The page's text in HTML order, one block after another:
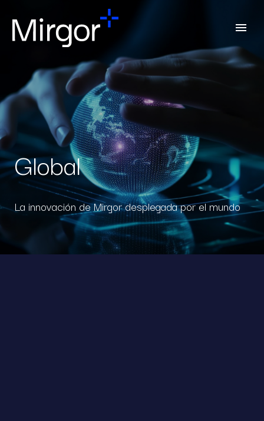
Global
La innovación de Mirgor desplegada por el mundo